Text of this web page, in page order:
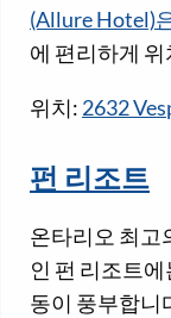
(Allure Hotel)
에 편리하게
위치: 2632
펀 리조트
온타리오 최고
인 펀 리조트
동이 풍부합니